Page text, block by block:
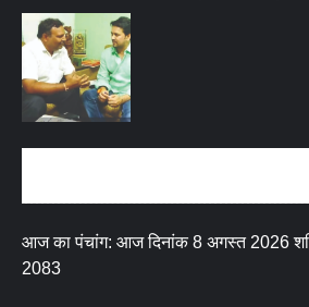
आज का पंचांग: आज दिनांक 8 अगस्त 2026
2083